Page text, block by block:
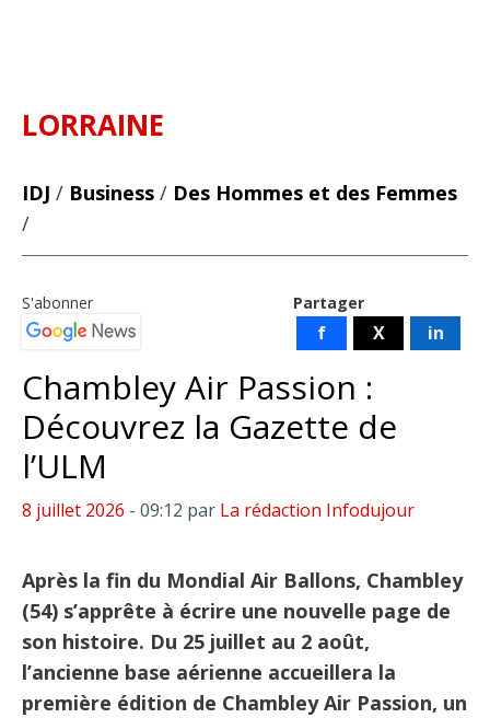
LORRAINE
IDJ / Business / Des Hommes et des Femmes
/
Partager
f X in
S'abonner
Chambley Air Passion :
Découvrez la Gazette de
l’ULM
8 juillet 2026 - 09:12 par La rédaction Infodujour
Après la fin du Mondial Air Ballons, Chambley
(54) s’apprête à écrire une nouvelle page de
son histoire. Du 25 juillet au 2 août,
l’ancienne base aérienne accueillera la
première édition de Chambley Air Passion, un